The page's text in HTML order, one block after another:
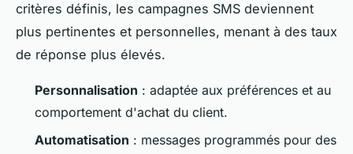
critères définis, les campagnes SMS deviennent
plus pertinentes et personnelles, menant à des taux
de réponse plus élevés.
Personnalisation : adaptée aux préférences et au
comportement d'achat du client.
Automatisation : messages programmés pour des